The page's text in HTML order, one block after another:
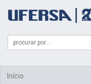
portal
UFERSA
Formulário
Busca
Campo
de
Início